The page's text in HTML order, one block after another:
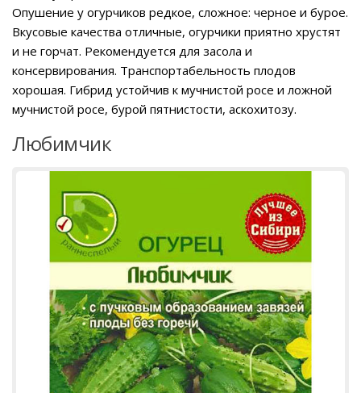
Опушение у огурчиков редкое, сложное: черное и бурое.
Вкусовые качества отличные, огурчики приятно хрустят
и не горчат. Рекомендуется для засола и
консервирования. Транспортабельность плодов
хорошая. Гибрид устойчив к мучнистой росе и ложной
мучнистой росе, бурой пятнистости, аскохитозу.
Любимчик